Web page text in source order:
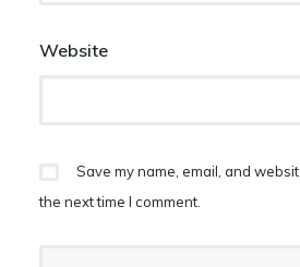
Website
Save my name, email, and
the next time I comment.